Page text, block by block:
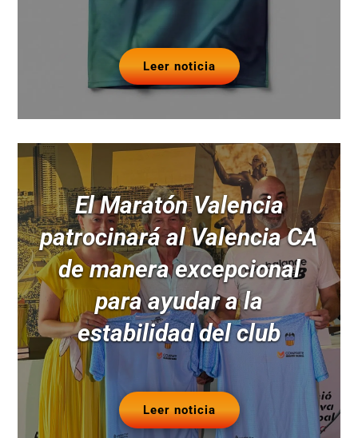
Leer noticia
El Maratón Valencia
patrocinará al Valencia CA
de manera excepcional
para ayudar a la
estabilidad del club
Leer noticia